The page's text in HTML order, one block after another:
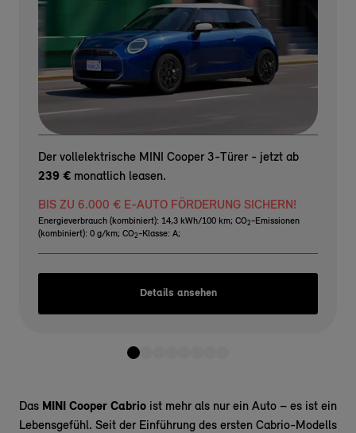
Der vollelektrische MINI Cooper 3-Türer - jetzt ab
239 € monatlich leasen.
BIS ZU 6.000 € E-AUTO FÖRDERUNG SICHERN!
Energieverbrauch (kombiniert): 14,3 kWh/100 km; CO2 -Emissionen
(kombiniert): 0 g/km; CO2 -Klasse: A;
Details ansehen
Das MINI Cooper Cabrio ist mehr als nur ein Auto – es ist ein
Lebensgefühl. Seit der Einführung des ersten Cabrio-Modells